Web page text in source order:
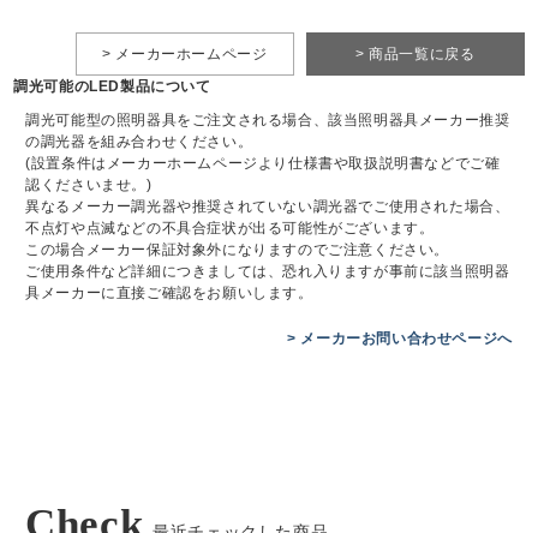
> 商品一覧に戻る
> メーカーホームページ
調光可能のLED製品について
調光可能型の照明器具をご注文される場合、該当照明器具メーカー推奨
の調光器を組み合わせください。
(設置条件はメーカーホームページより仕様書や取扱説明書などでご確
認くださいませ。)
異なるメーカー調光器や推奨されていない調光器でご使用された場合、
不点灯や点滅などの不具合症状が出る可能性がございます。
この場合メーカー保証対象外になりますのでご注意ください。
ご使用条件など詳細につきましては、恐れ入りますが事前に該当照明器
具メーカーに直接ご確認をお願いします。
> メーカーお問い合わせページへ